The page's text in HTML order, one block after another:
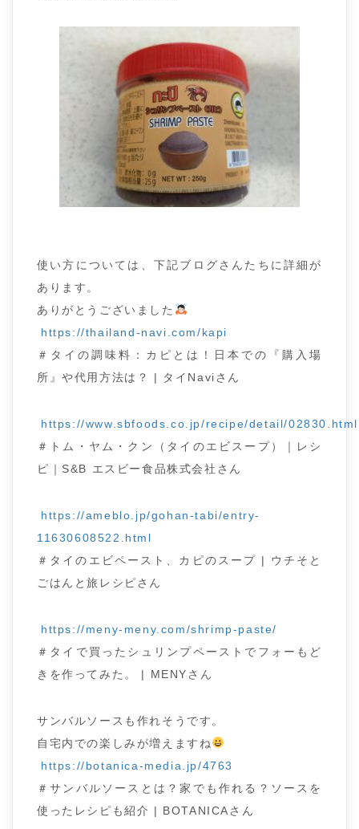
使い方については、下記ブログさんたちに詳細が
あります。
ありがとうございました
https://thailand-navi.com/kapi
＃タイの調味料：カピとは！日本での『購入場
所』や代用方法は？ | タイNaviさん
https://www.sbfoods.co.jp/recipe/detail/02830.html
＃トム・ヤム・クン（タイのエビスープ）｜レシ
ピ｜S&B エスビー食品株式会社さん
https://ameblo.jp/gohan-tabi/entry-
11630608522.html
＃タイのエビペースト、カピのスープ | ウチそと
ごはんと旅レシピさん
https://meny-meny.com/shrimp-paste/
＃タイで買ったシュリンプペーストでフォーもど
きを作ってみた。 | MENYさん
サンバルソースも作れそうです。
自宅内での楽しみが増えますね
https://botanica-media.jp/4763
＃サンバルソースとは？家でも作れる？ソースを
使ったレシピも紹介 | BOTANICAさん